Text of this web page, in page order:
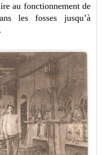
au fonctionnement de
les fosses jusqu’à